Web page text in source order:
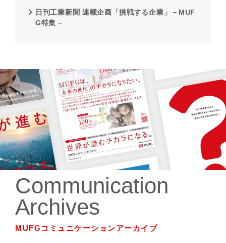
日刊工業新聞 連載企画「挑戦する企業」－MUF
G特集－
Communication
Archives
MUFGコミュニケーションアーカイブ